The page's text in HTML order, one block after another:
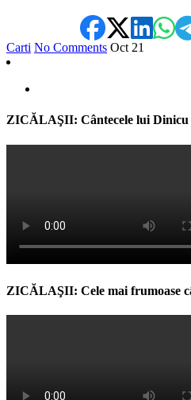
Carti No Comments Oct 21
ZICĂLAŞII: Cântecele lui Dinicu
ZICĂLAŞII: Cele mai frumoase